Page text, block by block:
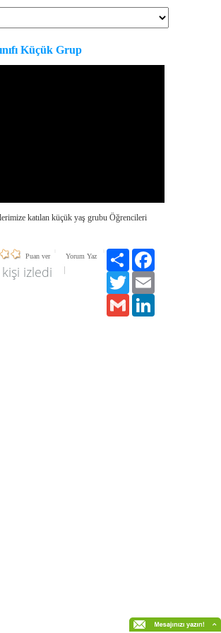
Küçük Grup
katılan küçük yaş grubu Öğrencileri
Puan ver Yorum Yaz
kişi izledi
Paylaş
Twitter
Gmail